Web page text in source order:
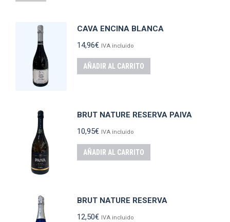
CAVA ENCINA BLANCA
14,96€ IVA incluido
AÑADIR AL CARRITO
BRUT NATURE RESERVA PAIVA
10,95€ IVA incluido
AÑADIR AL CARRITO
BRUT NATURE RESERVA
12,50€ IVA incluido